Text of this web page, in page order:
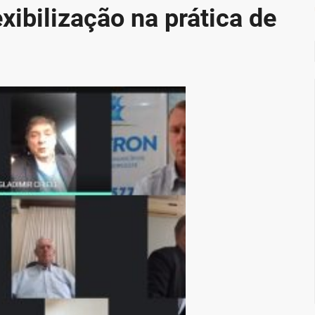
na prática de